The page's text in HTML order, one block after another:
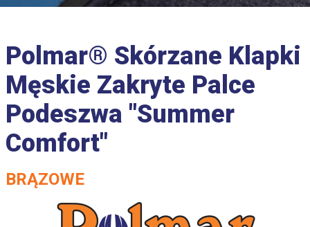
Polmar® Skórzane Klapki
Męskie Zakryte Palce
Podeszwa "Summer
Comfort"
BRĄZOWE